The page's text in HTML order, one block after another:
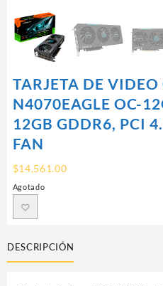
TARJETA DE
N4070EAGLE OC-
12GB GDDR6, PCI
FAN
$14,561.00
Agotado
DESCRIPCIÓN